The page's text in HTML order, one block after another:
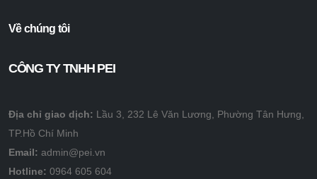
Về chúng tôi
CÔNG TY TNHH PEI
Địa chỉ giao dịch: Lầu 3, 232 Lê Văn Lương, Phường Tân Hưng,
TP.Hồ Chí Minh
Email: admin@pei.vn
Hotline: 0964 605 604